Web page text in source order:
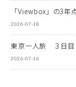
「Viewbox」の3年
2026-07-18
東京一人旅 ３日目
2026-07-16